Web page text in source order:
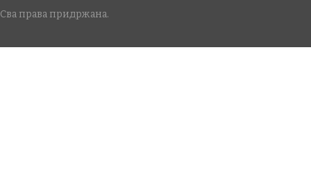
Сва права придржана.